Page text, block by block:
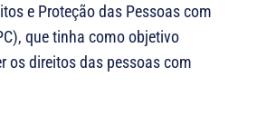
e Proteção das Pessoas com
que tinha como objetivo
os direitos das pessoas com